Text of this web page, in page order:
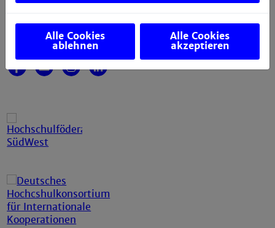
Social Media
Alle Cookies
ablehnen
Alle Cookies
akzeptieren